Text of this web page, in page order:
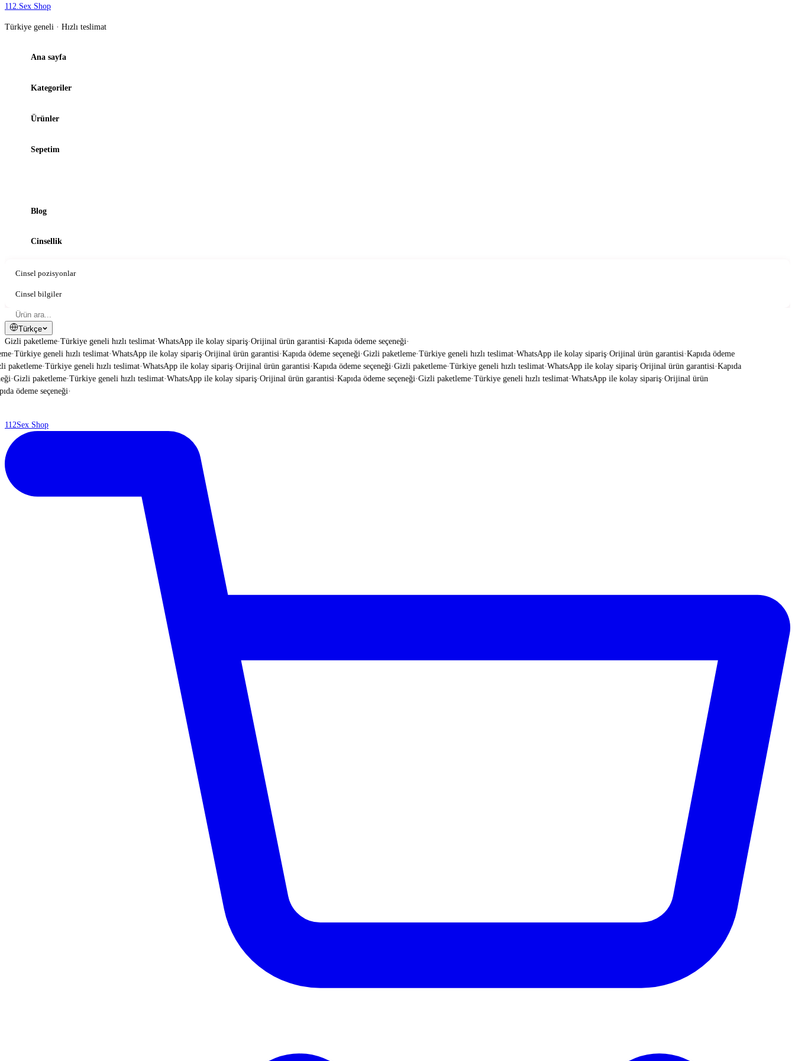
112.Sex Shop
Türkiye geneli · Hızlı teslimat
Ana sayfa
Kategoriler
Ürünler
Sepetim
Blog
Cinsellik
Cinsel pozisyonlar
Cinsel bilgiler
Türkçe
Gizli paketleme·Türkiye geneli hızlı teslimat·WhatsApp ile kolay sipariş·Orijinal ürün garantisi·Kapıda ödeme seçeneği·
·Türkiye geneli hızlı teslimat·WhatsApp ile kolay sipariş·Orijinal ürün garantisi·Kapıda ödeme seçeneği·Gizli paketleme·Türkiye geneli hızlı teslimat·WhatsApp ile kolay sipariş·Orijinal ürün garantisi·Kapıda ödeme
·Türkiye geneli hızlı teslimat·WhatsApp ile kolay sipariş·Orijinal ürün garantisi·Kapıda ödeme seçeneği·Gizli paketleme·Türkiye geneli hızlı teslimat·WhatsApp ile kolay sipariş·Orijinal ürün garantisi·Kapıda
·Gizli paketleme·Türkiye geneli hızlı teslimat·WhatsApp ile kolay sipariş·Orijinal ürün garantisi·Kapıda ödeme seçeneği·Gizli paketleme·Türkiye geneli hızlı teslimat·WhatsApp ile kolay sipariş·Orijinal ürün
ödeme seçeneği·
112Sex Shop